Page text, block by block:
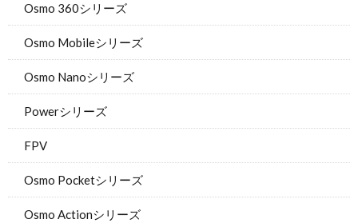
Osmo 360シリーズ
Osmo Mobileシリーズ
Osmo Nanoシリーズ
Powerシリーズ
FPV
Osmo Pocketシリーズ
Osmo Actionシリーズ